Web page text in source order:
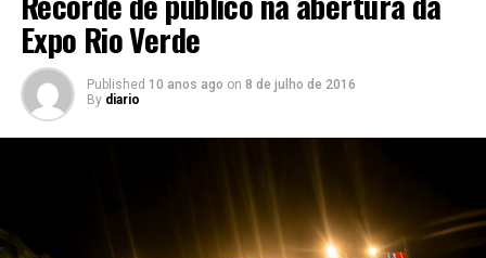
Expo Rio Verde
Published 10 anos ago on 8 de julho de 2016
By diario